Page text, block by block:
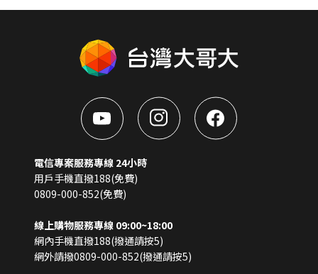
電信專案服務專線 24小時
用戶手機直撥188(免費)
0809-000-852(免費)
線上購物服務專線 09:00~18:00
網內手機直撥188(撥通請按5)
網外請撥0809-000-852(撥通請按5)